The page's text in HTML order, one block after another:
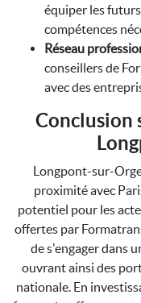
équiper les
compétences
Réseau
conseillers de
avec des
Conclusion
Longpont-sur-
proximité avec
potentiel pour les
offertes par
de s'engager dans
ouvrant ainsi des
nationale. En